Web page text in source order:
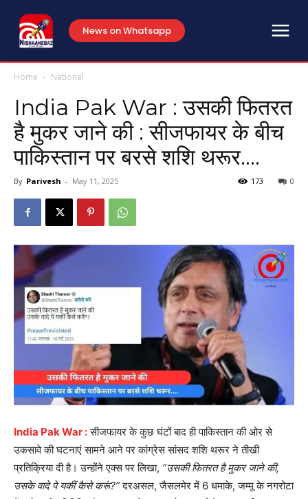
News on Whatsapp
Home National
India Pak War : उसकी फितरत
है मुकर जाने की : सीजफायर के बीच
पाकिस्तान पर बरसे शशि थरूर….
By Parivesh - May 11, 2025 0
173
India Pak War : सीजफायर के कुछ घंटों बाद ही पाकिस्तान की ओर से
उकसावे की घटनाएं सामने आने पर कांग्रेस सांसद शशि थरूर ने तीखी
प्रतिक्रिया दी है। उन्होंने एक्स पर लिखा, “उसकी फितरत है मुकर जाने की,
उसके वादे पे यकीं कैसे करूं?”दरअसल, जैसलमेर में 6 धमाके, जम्मू के नगरोटा